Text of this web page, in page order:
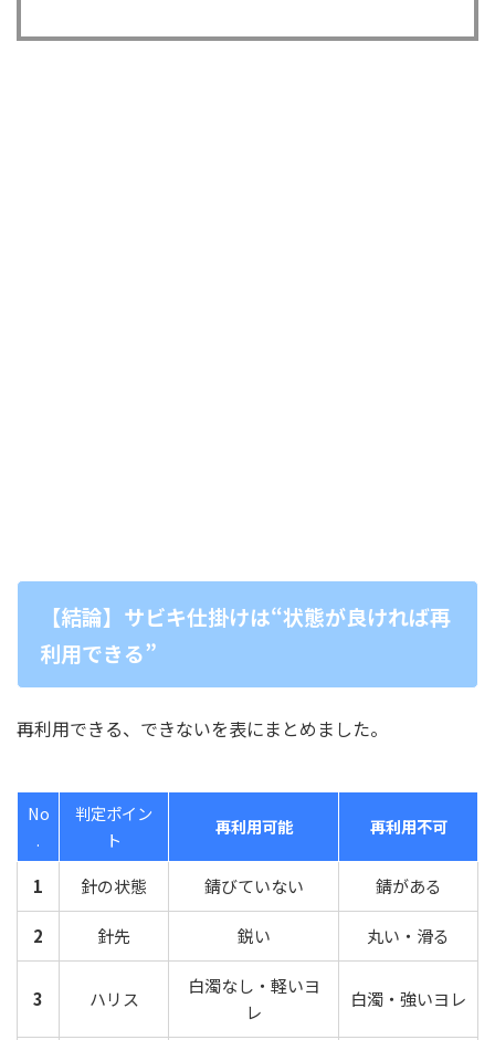
【結論】サビキ仕掛けは“状態が良ければ再
利用できる”
再利用できる、できないを表にまとめました。
No
.
判定ポイン
ト
再利用可能 再利用不可
1 針の状態 錆びていない 錆がある
2 針先 鋭い 丸い・滑る
3 ハリス
白濁なし・軽いヨ
レ
白濁・強いヨレ